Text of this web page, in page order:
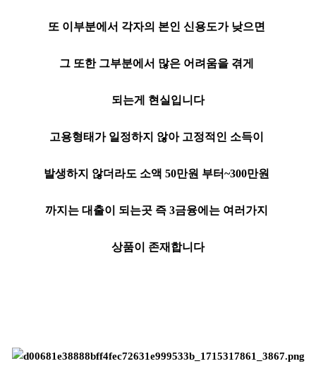
또 이부분에서 각자의 본인 신용도가 낮으면
그 또한 그부분에서 많은 어려움을 겪게
되는게 현실입니다
고용형태가 일정하지 않아 고정적인 소득이
발생하지 않더라도 소액 50만원 부터~300만원
까지는 대출이 되는곳 즉 3금융에는 여러가지
상품이 존재합니다